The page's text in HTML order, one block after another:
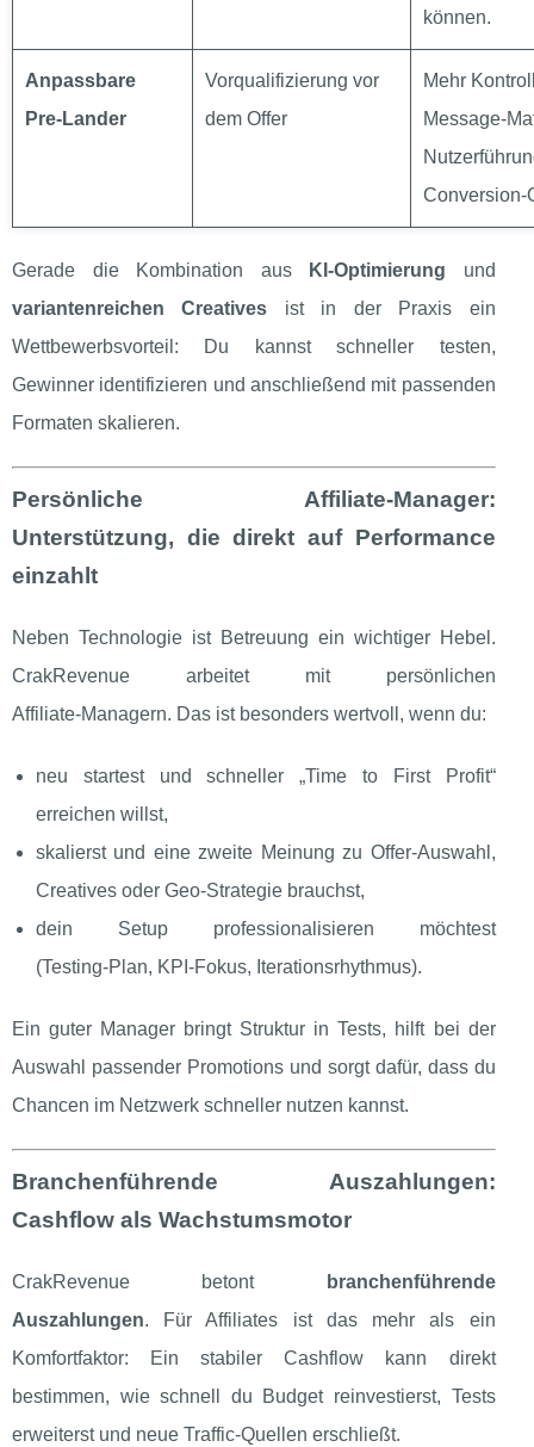
können.
Anpassbare
Pre‑Lander
Vorqualifizierung vor
dem Offer
Mehr
Gerade die Kombination aus KI‑Optimierung und
variantenreichen Creatives ist in der Praxis ein
Wettbewerbsvorteil: Du kannst schneller testen,
Gewinner identifizieren und anschließend mit passenden
Formaten skalieren.
Persönliche Affiliate‑Manager:
Unterstützung, die direkt auf Performance
einzahlt
Neben Technologie ist Betreuung ein wichtiger Hebel.
CrakRevenue arbeitet mit persönlichen
Affiliate‑Managern. Das ist besonders wertvoll, wenn du:
neu startest und schneller „Time to First Profit“
erreichen willst,
skalierst und eine zweite Meinung zu Offer‑Auswahl,
Creatives oder Geo‑Strategie brauchst,
dein Setup professionalisieren möchtest
(Testing‑Plan, KPI‑Fokus, Iterationsrhythmus).
Ein guter Manager bringt Struktur in Tests, hilft bei der
Auswahl passender Promotions und sorgt dafür, dass du
Chancen im Netzwerk schneller nutzen kannst.
Branchenführende Auszahlungen:
Cashflow als Wachstumsmotor
CrakRevenue betont
branchenführende
Auszahlungen. Für Affiliates ist das mehr als ein
Komfortfaktor: Ein stabiler Cashflow kann direkt
bestimmen, wie schnell du Budget reinvestierst, Tests
erweiterst und neue Traffic‑Quellen erschließt.